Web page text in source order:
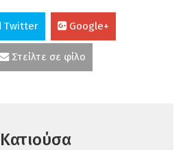
Twitter Google+
Στείλτε σε φίλο
Κατιούσα